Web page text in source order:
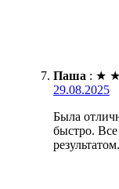
Паша : ★ ★
29.08.2025
Была
быстро. Все
результатом.